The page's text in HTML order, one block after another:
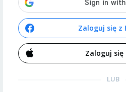
Zaloguj się z
Zaloguj się
LUB